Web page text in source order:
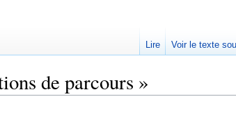
de parcours »
Lire Voir le texte